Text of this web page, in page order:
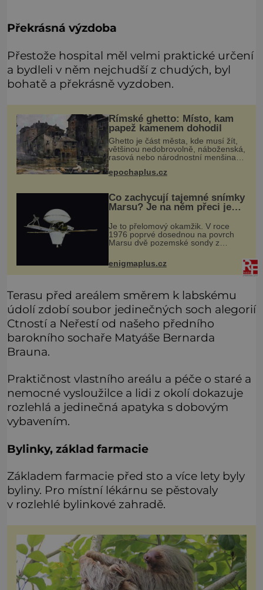
Překrásná výzdoba
Přestože hospital měl velmi praktické určení
a bydleli v něm nejchudší z chudých, byl
bohatě a překrásně vyzdoben.
Římské ghetto: Místo, kam
papež kamenem dohodil
Ghetto je část města, kde musí žít,
většinou nedobrovolně, náboženská,
rasová nebo národnostní menšina
obyvatel. Bohaté historické
zkušenosti mají s takovým životem
epochaplus.cz
Co zachycují tajemné snímky
Marsu? Je na něm přeci jen
Je to přelomový okamžik. V roce
1976 poprvé dosednou na povrch
Marsu dvě pozemské sondy z
Viking, které jsou schopny pořídit
fotografie záhadami opředené rudé
planety. V
enigmaplus.cz
Terasu před areálem směrem k labskému
údolí zdobí soubor jedinečných soch alegorií
Ctností a Neřestí od našeho předního
barokního sochaře Matyáše Bernarda
Brauna.
Praktičnost vlastního areálu a péče o staré a
nemocné vysloužilce a lidi z okolí dokazuje
rozlehlá a jedinečná apatyka s dobovým
vybavením.
Bylinky, základ farmacie
Základem farmacie před sto a více lety byly
byliny. Pro místní lékárnu se pěstovaly
v rozlehlé bylinkové zahradě.